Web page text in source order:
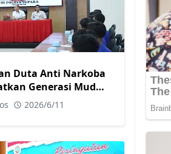
Duta Anti Narkoba
Generasi Muda
2026/6/11